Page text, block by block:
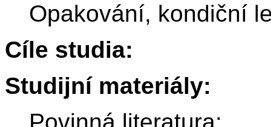
Opakování, kondiční
Cíle studia:
Studijní materiály: